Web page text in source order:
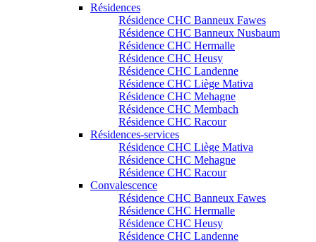
Résidences
Résidence CHC Banneux Fawes
Résidence CHC Banneux Nusbaum
Résidence CHC Hermalle
Résidence CHC Heusy
Résidence CHC Landenne
Résidence CHC Liège Mativa
Résidence CHC Mehagne
Résidence CHC Membach
Résidence CHC Racour
Résidences-services
Résidence CHC Liège Mativa
Résidence CHC Mehagne
Résidence CHC Racour
Convalescence
Résidence CHC Banneux Fawes
Résidence CHC Hermalle
Résidence CHC Heusy
Résidence CHC Landenne